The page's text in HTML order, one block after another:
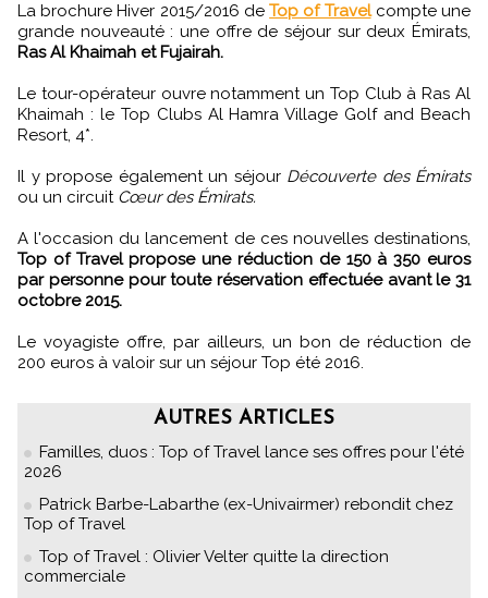
La brochure Hiver 2015/2016 deTop of Travelcompte une
grande nouveauté : une offre de séjour sur deux Émirats,
Ras Al Khaimah et Fujairah.
Le tour-opérateur ouvre notamment un Top Club à Ras Al
Khaimah : le Top Clubs Al Hamra Village Golf and Beach
Resort, 4*.
Il y propose également un séjour Découverte des Émirats
ou un circuit Cœur des Émirats.
A l'occasion du lancement de ces nouvelles destinations,
Top of Travel propose une réduction de 150 à 350 euros
par personne pour toute réservation effectuée avant le 31
octobre 2015.
Le voyagiste offre, par ailleurs, un bon de réduction de
200 euros à valoir sur un séjour Top été 2016.
AUTRES ARTICLES
Familles, duos : Top of Travel lance ses offres pour l'été
2026
Patrick Barbe-Labarthe (ex-Univairmer) rebondit chez
Top of Travel
Top of Travel : Olivier Velter quitte la direction
commerciale